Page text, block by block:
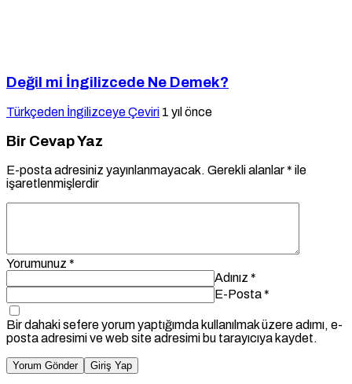
Değil mi İngilizcede Ne Demek?
Türkçeden İngilizceye Çeviri 1 yıl önce
Bir Cevap Yaz
E-posta adresiniz yayınlanmayacak. Gerekli alanlar* ile
işaretlenmişlerdir
Yorumunuz *
Adınız *
E-Posta*
Bir dahaki sefere yorum yaptığımda kullanılmak üzere adımı, e-
posta adresimi ve web site adresimi bu tarayıcıya kaydet.
Yorum Gönder Giriş Yap